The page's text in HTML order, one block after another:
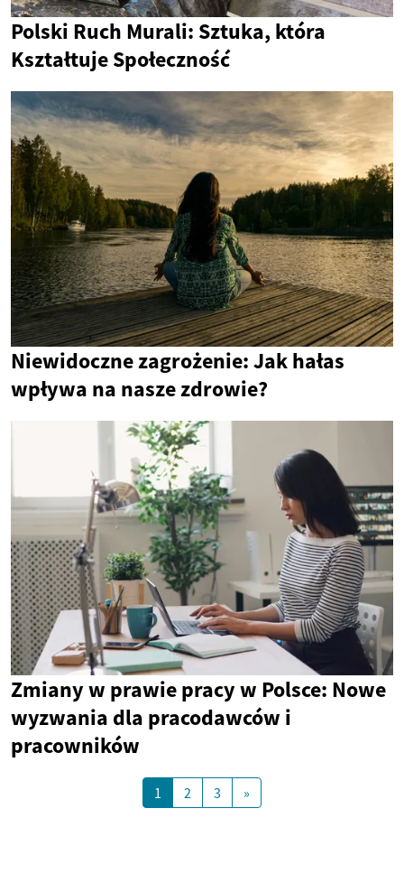
Polski Ruch Murali: Sztuka, która
Kształtuje Społeczność
Niewidoczne zagrożenie: Jak hałas
wpływa na nasze zdrowie?
Zmiany w prawie pracy w Polsce: Nowe
wyzwania dla pracodawców i
pracowników
1 2 3 »